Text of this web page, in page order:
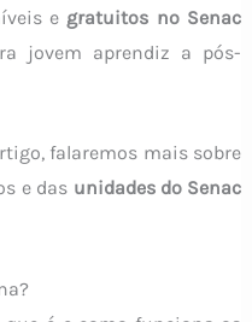
e gratuitos no Senac
jovem aprendiz a pós-
falaremos mais sobre
e das unidades do Senac